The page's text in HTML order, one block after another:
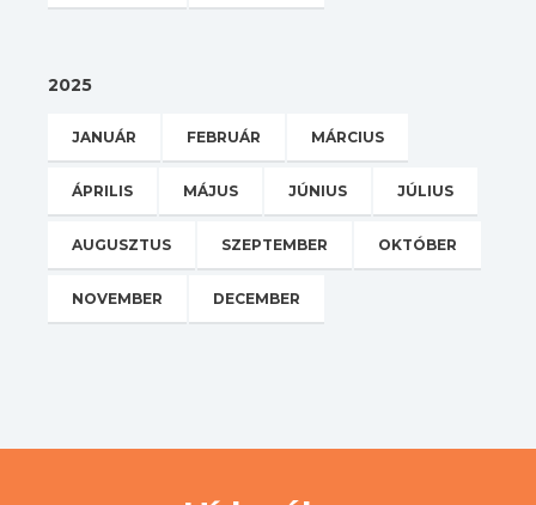
2025
JANUÁR FEBRUÁR MÁRCIUS
ÁPRILIS MÁJUS JÚNIUS JÚLIUS
AUGUSZTUS SZEPTEMBER OKTÓBER
NOVEMBER DECEMBER